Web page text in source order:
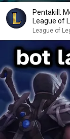
Pentakill:
League of
League of